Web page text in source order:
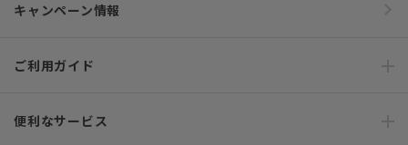
キャンペーン情報
ご利用ガイド
便利なサービス